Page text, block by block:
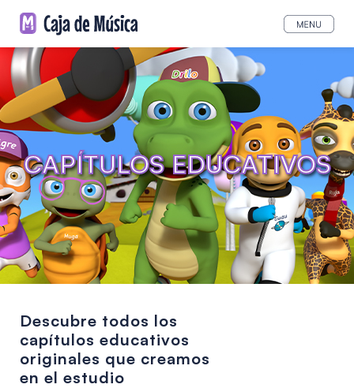
CAPÍTULOS EDUCATIVOS
Descubre todos los
capítulos educativos
originales que creamos
en el estudio